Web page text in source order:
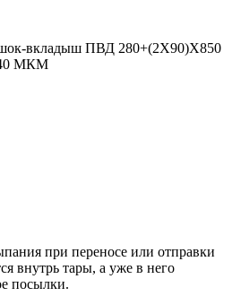
при переносе или отправки
внутрь тары, а уже в него
посылки.